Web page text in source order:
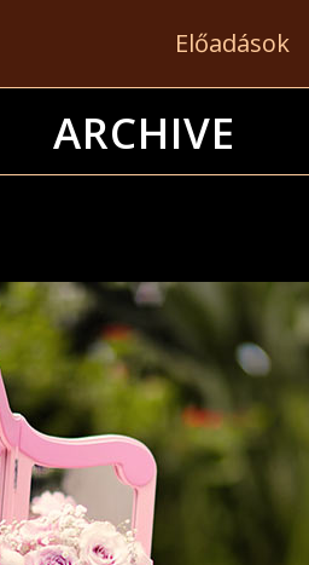
Előadások
ARCHIVE